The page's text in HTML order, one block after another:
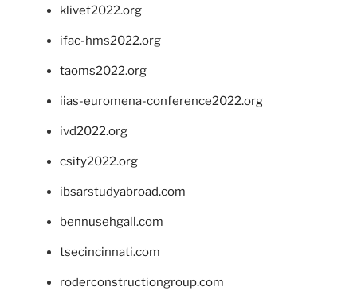
klivet2022.org
ifac-hms2022.org
taoms2022.org
iias-euromena-conference2022.org
ivd2022.org
csity2022.org
ibsarstudyabroad.com
bennusehgall.com
tsecincinnati.com
roderconstructiongroup.com